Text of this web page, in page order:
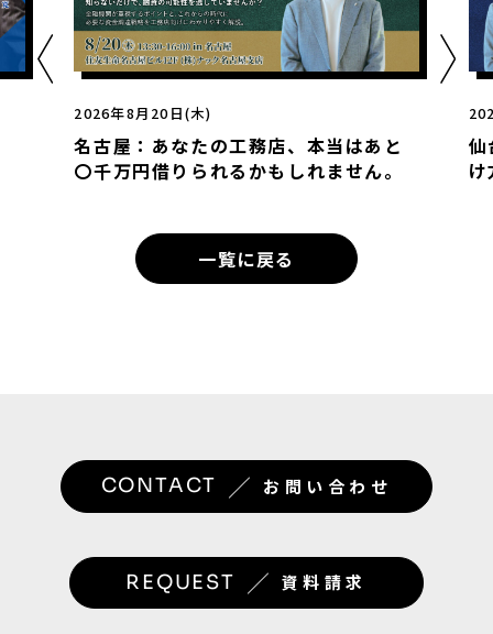
2026年8月20日(木)
名古屋：あなたの工務店、本当はあと
〇千万円借りられるかもしれません。
仙
一覧に戻る
CONTACT ／ お問い合わせ
REQUEST ／ 資料請求